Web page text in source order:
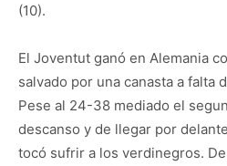
(10).
El Joventut ganó en Alemania
salvado por una canasta a falta
Pese al 24-38 mediado el
descanso y de llegar por
tocó sufrir a los verdinegros.